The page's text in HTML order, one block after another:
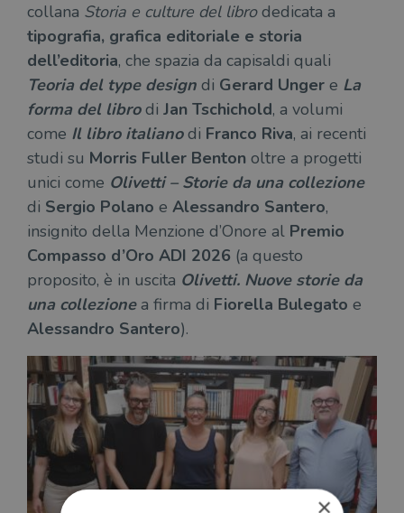
collana Storia e culture del librodedicata a
tipografia, grafica editoriale e storia
dell’editoria, che spazia da capisaldi quali
Teoria del type design di Gerard Unger e La
forma del librodi Jan Tschichold, a volumi
come Il libro italianodi Franco Riva, ai recenti
studi su Morris Fuller Benton oltre a progetti
unici come Olivetti – Storie da una collezione
di Sergio Polano e Alessandro Santero,
insignito della Menzione d’Onore al Premio
Compasso d’Oro ADI 2026 (a questo
proposito, è in uscita Olivetti. Nuove storie da
una collezionea firma di Fiorella Bulegato e
Alessandro Santero).
×